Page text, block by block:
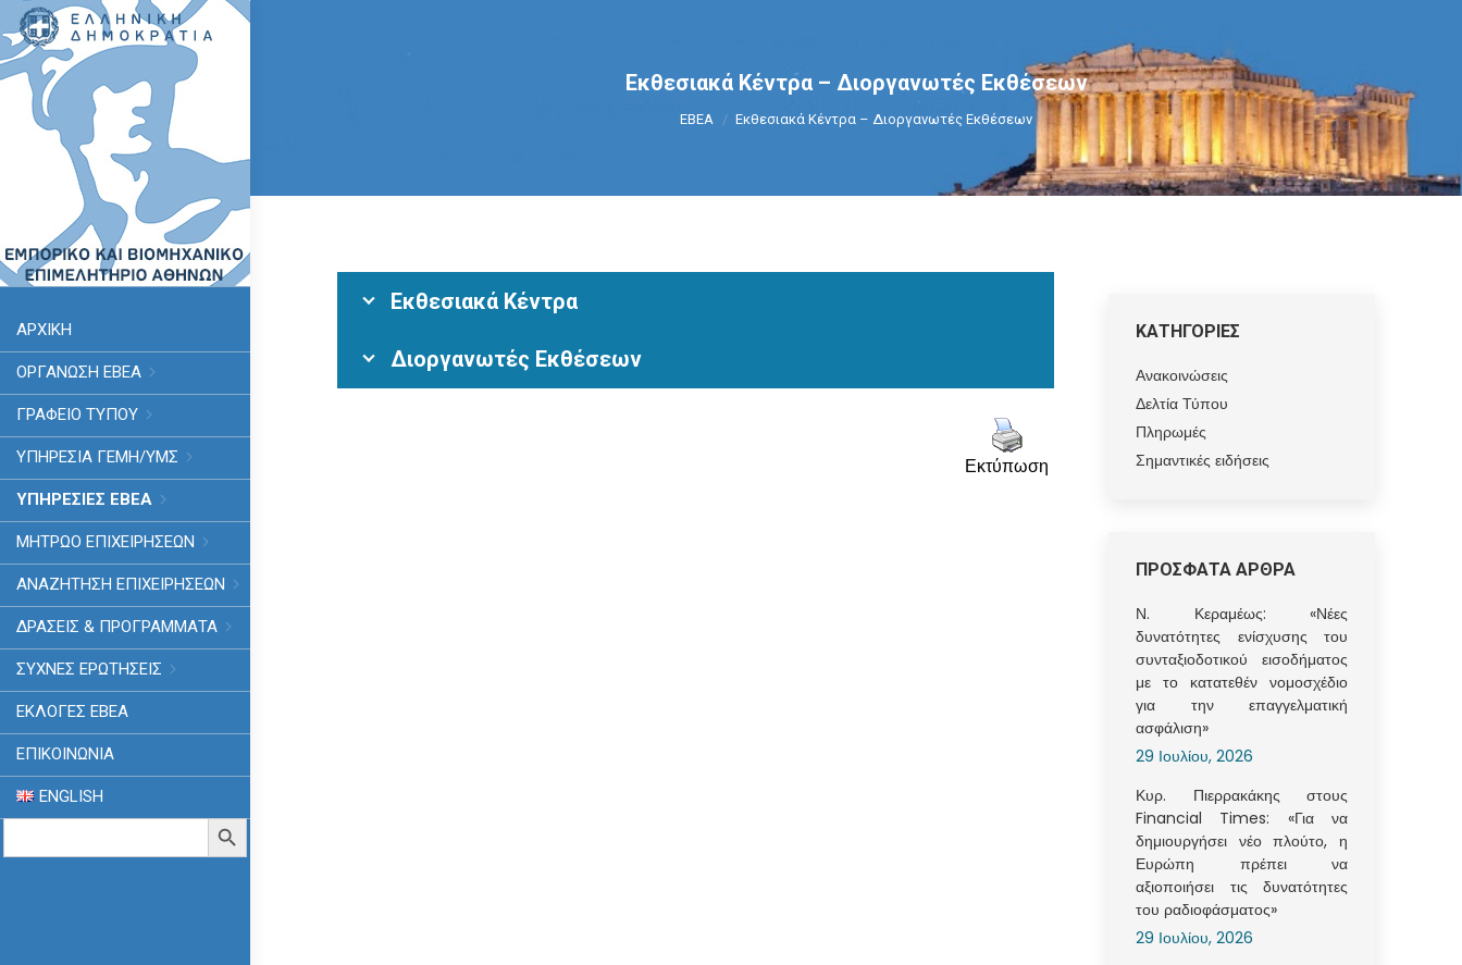
ΑΡΧΙΚΗ
ΟΡΓΑΝΩΣΗ ΕΒΕΑ
ΓΡΑΦΕΙΟ ΤΥΠΟΥ
ΥΠΗΡΕΣΊΑ ΓΕΜΗ/ΥΜΣ
ΥΠΗΡΕΣΙΕΣ ΕΒΕΑ
ΜΗΤΡΩΟ ΕΠΙΧΕΙΡΗΣΕΩΝ
ΑΝΑΖΗΤΗΣΗ ΕΠΙΧΕΙΡΗΣΕΩΝ
ΔΡΑΣΕΙΣ & ΠΡΟΓΡΑΜΜΑΤΑ
ΣΥΧΝΕΣ ΕΡΩΤΗΣΕΙΣ
ΕΚΛΟΓΈΣ ΕΒΕΑ
ΕΠΙΚΟΙΝΩΝΙΑ
ENGLISH
Search
Search Button
Εκθεσιακά Κέντρα – Διοργανωτές Εκθέσεων
You are here:
ΕΒΕΑ Εκθεσιακά Κέντρα – Διοργανωτές Εκθέσεων
Εκθεσιακά Κέντρα
Διοργανωτές Εκθέσεων
Εκτύπωση
ΚΑΤΗΓΟΡΙΕΣ
Ανακοινώσεις
Δελτία Τύπου
Πληρωμές
Σημαντικές ειδήσεις
ΠΡΟΣΦΑΤΑ ΑΡΘΡΑ
Ν. Κεραμέως: «Νέες
δυνατότητες ενίσχυσης του
συνταξιοδοτικού εισοδήματος
με το κατατεθέν νομοσχέδιο
για την επαγγελματική
ασφάλιση»
29 Ιουλίου, 2026
Κυρ. Πιερρακάκης στους
Financial Times: «Για να
δημιουργήσει νέο πλούτο, η
Ευρώπη πρέπει να
αξιοποιήσει τις δυνατότητες
του ραδιοφάσματος»
29 Ιουλίου, 2026